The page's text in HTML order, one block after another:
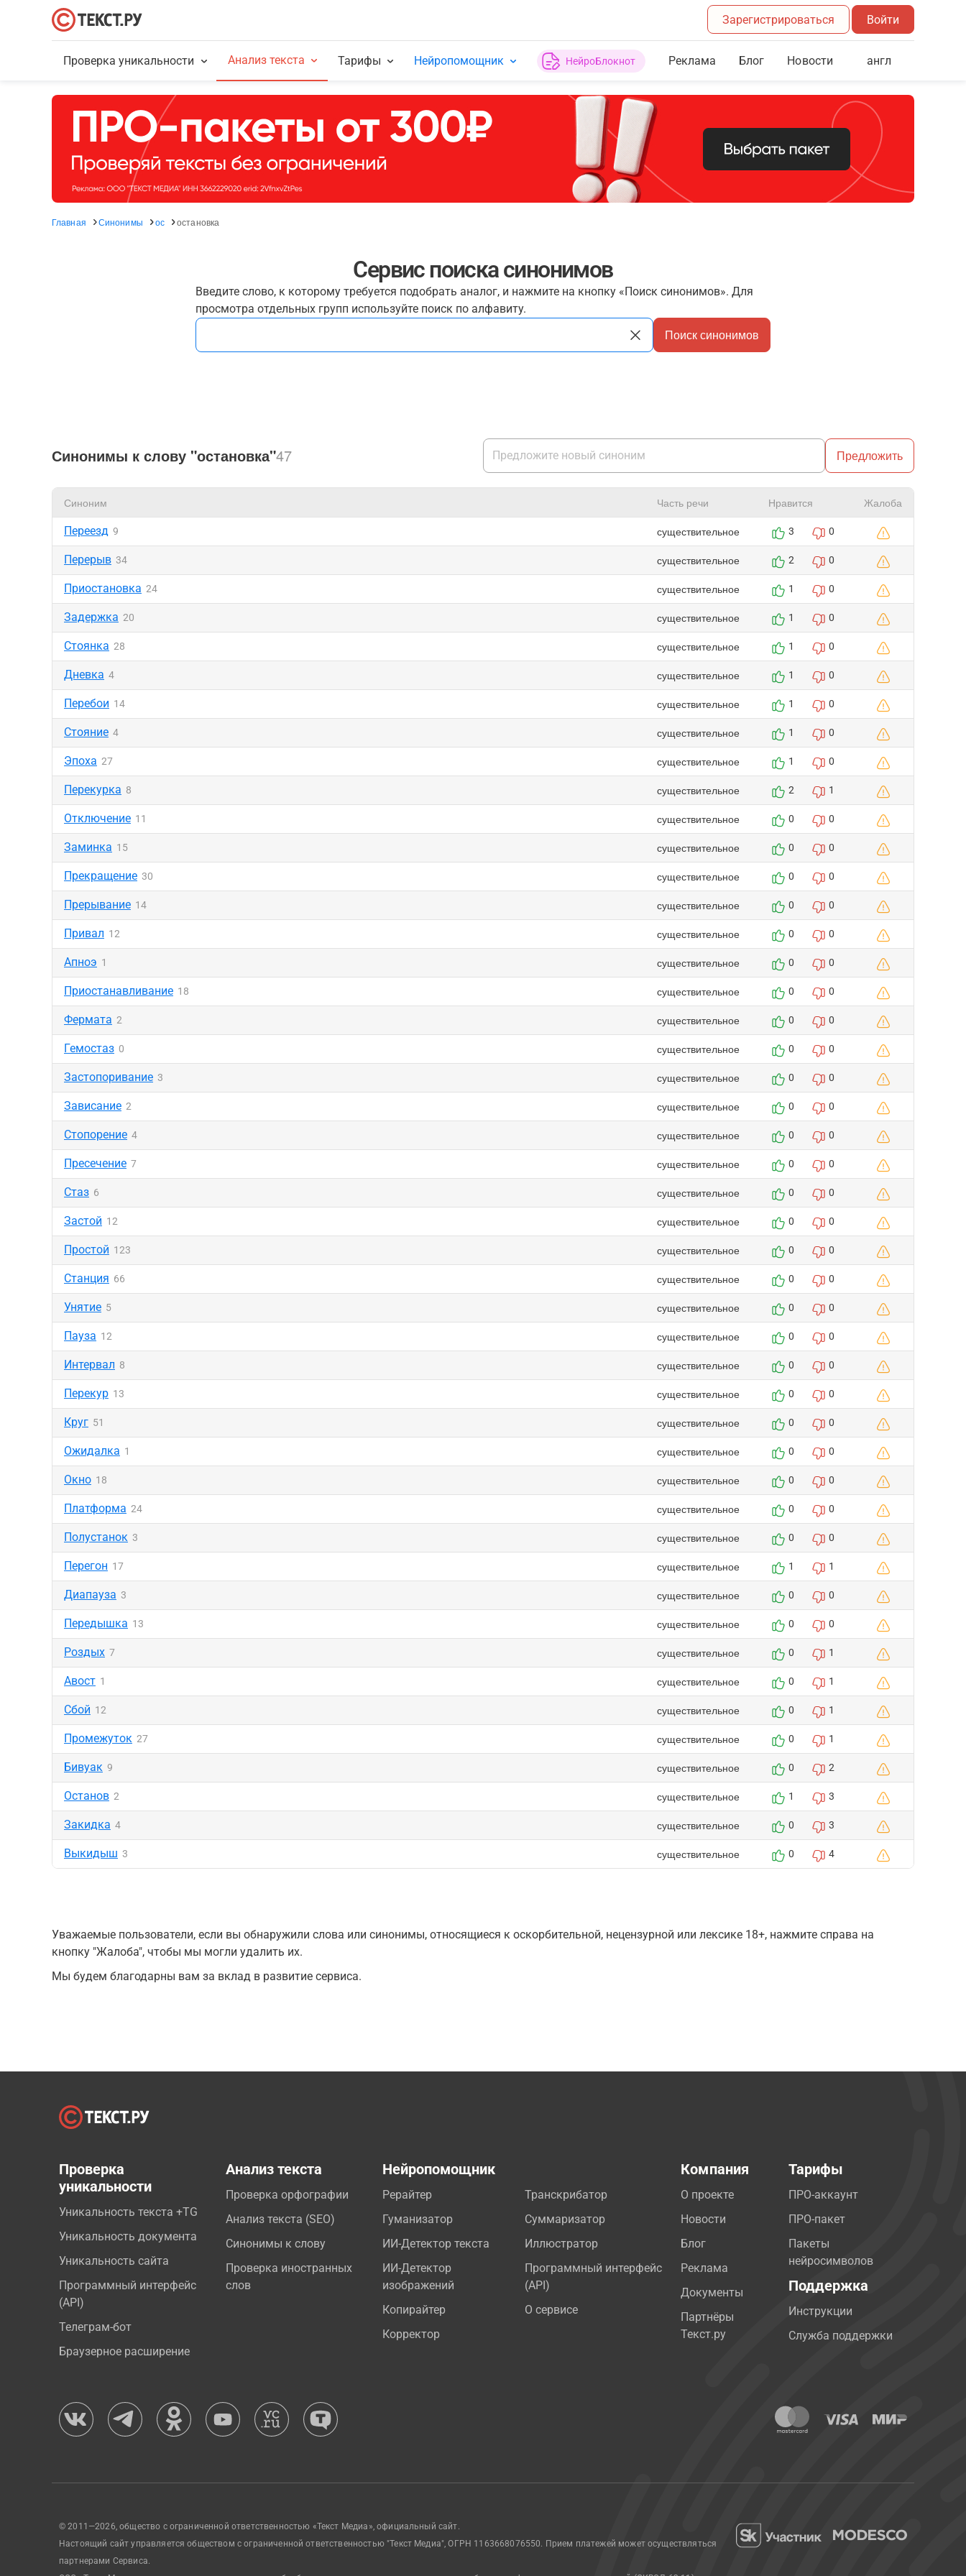
Зарегистрироваться Войти
Проверка уникальности Анализ текста Тарифы Нейропомощник НейроБлокнот Реклама Блог Новости англ
Главная Синонимы ос остановка
Сервис поиска синонимов
Введите слово, к которому требуется подобрать аналог, и нажмите на кнопку «Поиск синонимов». Для
просмотра отдельных групп используйте поиск по алфавиту.
Поиск синонимов
Синонимы к слову "остановка"47 Предложить
Синоним Часть речи Нравится Жалоба
Переезд 9 существительное 3 0
Перерыв 34 существительное 2 0
Приостановка 24 существительное 1 0
Задержка 20 существительное 1 0
Стоянка 28 существительное 1 0
Дневка 4 существительное 1 0
Перебои 14 существительное 1 0
Стояние 4 существительное 1 0
Эпоха 27 существительное 1 0
Перекурка 8 существительное 2 1
Отключение 11 существительное 0 0
Заминка 15 существительное 0 0
Прекращение 30 существительное 0 0
Прерывание 14 существительное 0 0
Привал 12 существительное 0 0
Апноэ 1 существительное 0 0
Приостанавливание 18 существительное 0 0
Фермата 2 существительное 0 0
Гемостаз 0 существительное 0 0
Застопоривание 3 существительное 0 0
Зависание 2 существительное 0 0
Стопорение 4 существительное 0 0
Пресечение 7 существительное 0 0
Стаз 6 существительное 0 0
Застой 12 существительное 0 0
Простой 123 существительное 0 0
Станция 66 существительное 0 0
Унятие 5 существительное 0 0
Пауза 12 существительное 0 0
Интервал 8 существительное 0 0
Перекур 13 существительное 0 0
Круг 51 существительное 0 0
Ожидалка 1 существительное 0 0
Окно 18 существительное 0 0
Платформа 24 существительное 0 0
Полустанок 3 существительное 0 0
Перегон 17 существительное 1 1
Диапауза 3 существительное 0 0
Передышка 13 существительное 0 0
Роздых 7 существительное 0 1
Авост 1 существительное 0 1
Сбой 12 существительное 0 1
Промежуток 27 существительное 0 1
Бивуак 9 существительное 0 2
Останов 2 существительное 1 3
Закидка 4 существительное 0 3
Выкидыш 3 существительное 0 4
Уважаемые пользователи, если вы обнаружили слова или синонимы, относящиеся к оскорбительной, нецензурной или лексике 18+, нажмите справа на
кнопку "Жалоба", чтобы мы могли удалить их.
Мы будем благодарны вам за вклад в развитие сервиса.
Проверка
уникальности
Уникальность текста +TG
Уникальность документа
Уникальность сайта
Программный интерфейс
(API)
Телеграм-бот
Браузерное расширение
Анализ текста
Проверка орфографии
Анализ текста (SEO)
Синонимы к слову
Проверка иностранных
слов
Нейропомощник
Рерайтер
Гуманизатор
ИИ-Детектор текста
ИИ-Детектор
изображений
Копирайтер
Корректор
Транскрибатор
Суммаризатор
Иллюстратор
Программный интерфейс
(API)
О сервисе
Компания
О проекте
Новости
Блог
Реклама
Документы
Партнёры
Текст.ру
Тарифы
ПРО-аккаунт
ПРО-пакет
Пакеты
нейросимволов
Поддержка
Инструкции
Служба поддержки
© 2011—2026, общество с ограниченной ответственностью «Текст Медиа», официальный сайт.
Настоящий сайт управляется обществом с ограниченной ответственностью "Текст Медиа", ОГРН 1163668076550. Прием платежей может осуществляться
партнерами Сервиса.